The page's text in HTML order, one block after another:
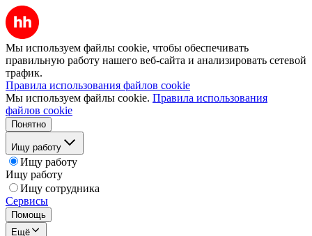
Мы используем файлы cookie, чтобы обеспечивать
правильную работу нашего веб-сайта и анализировать сетевой
трафик.
Правила использования файлов cookie
Мы используем файлы cookie. Правила использования
файлов cookie
Понятно
Ищу работу
Ищу работу
Ищу работу
Ищу сотрудника
Сервисы
Помощь
Ещё